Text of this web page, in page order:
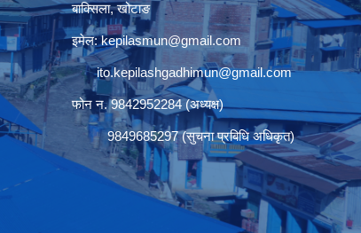
बाक्सिला, खोटाङ
इमेल:kepilasmun@gmail.com
ito.kepilashgadhimun@gmail.com
फोन न. 9842952284 (अध्यक्ष)
9849685297 (सुचना प्रबिधि अधिकृत)